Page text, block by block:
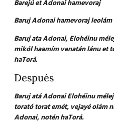
Barejú et Adonai hamevoraj
Baruj Adonai hamevoraj
Baruj ata Adonai, Elohéinu
mikól haamím venatán lánu et
haTorá.
Después
Baruj atá Adonai Elohéinu
torató torat emét, vejayé olám
Adonai, notén haTorá.